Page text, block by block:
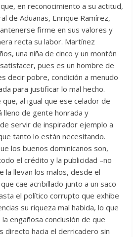
en reconocimiento a su actitud,
de Aduanas, Enrique Ramírez,
firme en sus valores y
recta su labor. Martínez
una niña de cinco y un montón
pues es un hombre de
decir pobre, condición a menudo
para justificar lo mal hecho.
al igual que ese celador de
lleno de gente honrada y
servir de inspirador ejemplo a
tanto lo están necesitando.
los buenos dominicanos son,
el crédito y la publicidad –no
la llevan los malos, desde el
cae acribillado junto a un saco
el político corrupto que exhibe
su riqueza mal habida, lo que
engañosa conclusión de que
directo hacia el derricadero sin